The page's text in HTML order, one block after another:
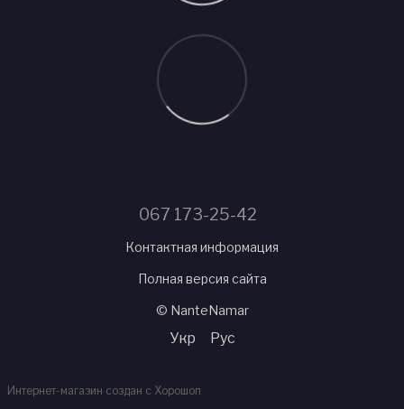
067 173-25-42
Контактная информация
Полная версия сайта
© NanteNamar
Укр Рус
Интернет-магазин создан с Хорошоп